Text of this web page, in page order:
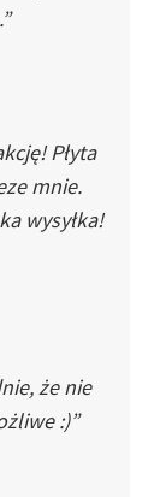
Płyta
mnie.
wysyłka!
że nie
:)”